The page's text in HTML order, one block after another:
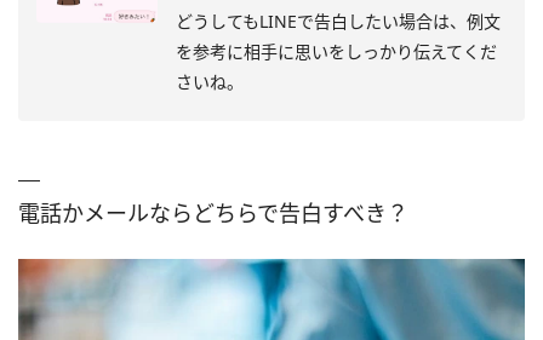
どうしてもLINEで告白したい場合は、例文
を参考に相手に思いをしっかり伝えてくだ
さいね。
電話かメールならどちらで告白すべき？